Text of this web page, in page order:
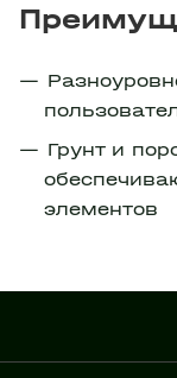
Грунт и
элементов